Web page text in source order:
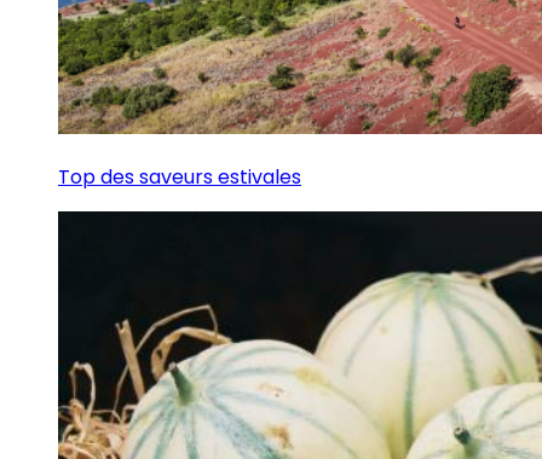
Top des saveurs estivales